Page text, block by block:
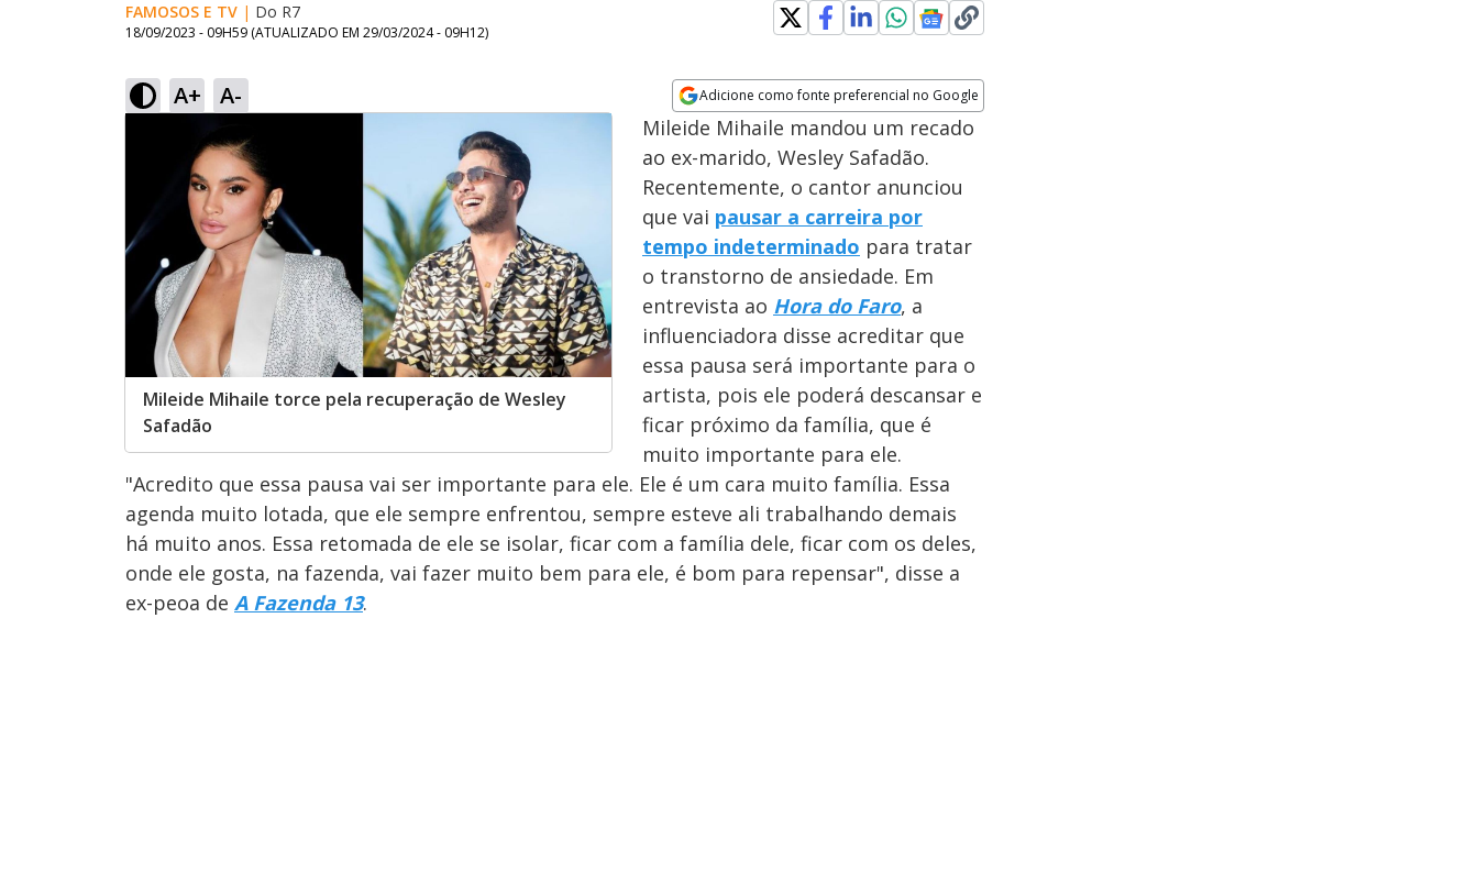
FAMOSOS E TV | Do R7
18/09/2023 - 09H59 (ATUALIZADO EM 29/03/2024 - 09H12)
A+ A- Adicione como fonte preferencial no Google
Opens in new window
Mileide Mihaile torce pela recuperação de Wesley
Safadão
Mileide Mihaile mandou um recado
ao ex-marido, Wesley Safadão.
Recentemente, o cantor anunciou
que vai pausar a carreira por
tempo indeterminado para tratar
o transtorno de ansiedade. Em
entrevista ao Hora do Faro, a
influenciadora disse acreditar que
essa pausa será importante para o
artista, pois ele poderá descansar e
ficar próximo da família, que é
muito importante para ele.
"Acredito que essa pausa vai ser importante para ele. Ele é um cara muito família. Essa
agenda muito lotada, que ele sempre enfrentou, sempre esteve ali trabalhando demais
há muito anos. Essa retomada de ele se isolar, ficar com a família dele, ficar com os deles,
onde ele gosta, na fazenda, vai fazer muito bem para ele, é bom para repensar", disse a
ex-peoa de A Fazenda 13.